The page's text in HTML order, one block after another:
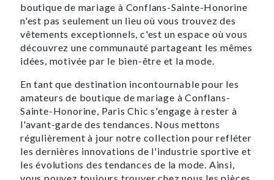
boutique de mariage à Conflans-Sainte-Honorine
n'est pas seulement un lieu où vous trouvez des
vêtements exceptionnels, c'est un espace où vous
découvrez une communauté partageant les mêmes
idées, motivée par le bien-être et la mode.
En tant que destination incontournable pour les
amateurs de boutique de mariage à Conflans-
Sainte-Honorine, Paris Chic s'engage à rester à
l'avant-garde des tendances. Nous mettons
régulièrement à jour notre collection pour refléter
les dernières innovations de l'industrie sportive et
les évolutions des tendances de la mode. Ainsi,